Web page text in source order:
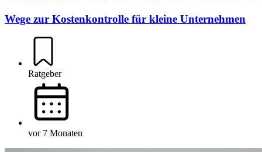
Wege zur Kostenkontrolle für kleine Unternehmen
Ratgeber
vor 7 Monaten